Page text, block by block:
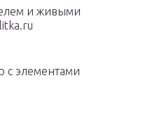
и живыми
с элементами